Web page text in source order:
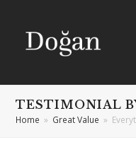
TESTIMONIAL
Home » Great Value »